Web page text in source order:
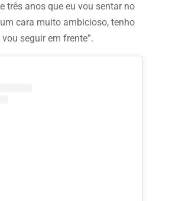
três anos que eu vou sentar no
cara muito ambicioso, tenho
seguir em frente”.